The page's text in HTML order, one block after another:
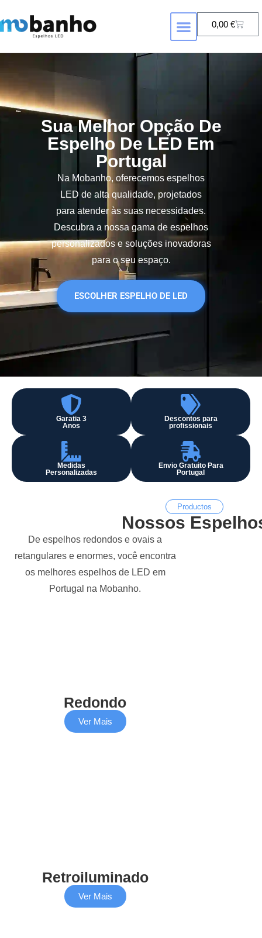
0,00 €
Sua Melhor Opção De
Espelho De LED Em
Portugal
Na Mobanho, oferecemos espelhos
LED de alta qualidade, projetados
para atender às suas necessidades.
Descubra a nossa gama de espelhos
personalizados e soluções inovadoras
para o seu espaço.
ESCOLHER ESPELHO DE LED
Garatia 3
Anos
Descontos para
profissionais
Medidas
Personalizadas
Envio Gratuito Para
Portugal
Productos
Nossos
De espelhos redondos e ovais a
retangulares e enormes, você encontra
os melhores espelhos de LED em
Portugal na Mobanho.
Redondo
Ver Mais
Retroiluminado
Ver Mais